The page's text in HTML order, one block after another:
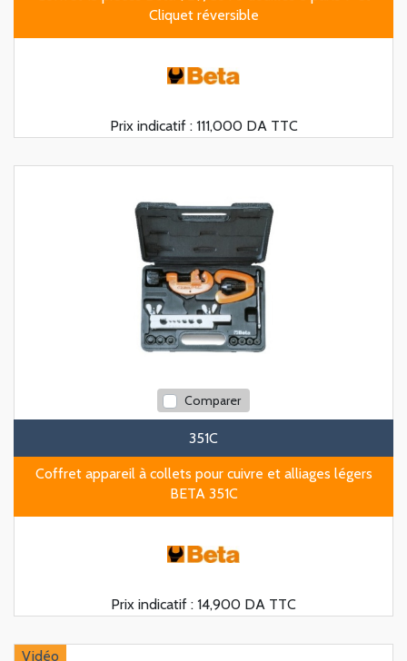
Cliquet réversible
Prix indicatif : 111,000 DA TTC
Comparer
351C
Coffret appareil à collets pour cuivre et alliages légers
BETA 351C
Prix indicatif : 14,900 DA TTC
Vidéo